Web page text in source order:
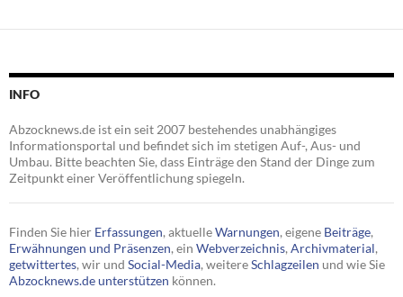
INFO
Abzocknews.de ist ein seit 2007 bestehendes unabhängiges
Informationsportal und befindet sich im stetigen Auf-, Aus- und
Umbau. Bitte beachten Sie, dass Einträge den Stand der Dinge zum
Zeitpunkt einer Veröffentlichung spiegeln.
Finden Sie hier Erfassungen, aktuelleWarnungen, eigene Beiträge,
Erwähnungen und Präsenzen, ein Webverzeichnis, Archivmaterial,
getwittertes, wir und Social-Media, weitereSchlagzeilen und wie Sie
Abzocknews.de unterstützen können.